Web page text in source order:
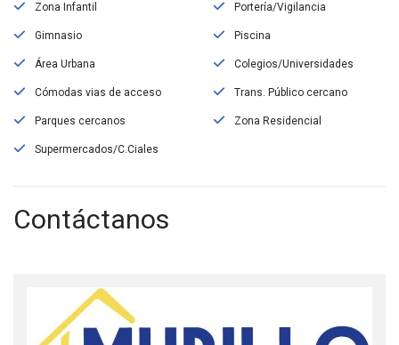
Zona Infantil Portería/Vigilancia
Gimnasio Piscina
Área Urbana Colegios/Universidades
Cómodas vias de acceso Trans. Público cercano
Parques cercanos Zona Residencial
Supermercados/C.Ciales
Contáctanos